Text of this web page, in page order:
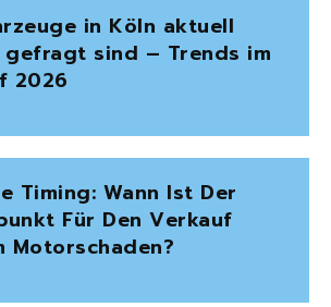
in Köln aktuell
gefragt sind – Trends im
2026
Timing: Wann Ist Der
Für Den Verkauf
Motorschaden?